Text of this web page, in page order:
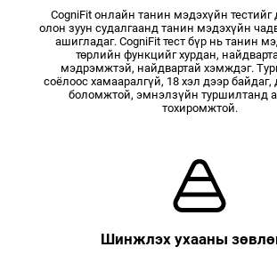
CogniFit онлайн танин мэдэхүйн тестийг
олон зуун судалгаанд танин мэдэхүйн
ашигладаг. CogniFit тест бүр нь танин
төрлийн функцийг хурдан,
мэдрэмжтэй, найдвартай хэмждэг.
соёлоос хамааралгүй, 18 хэл дээр
боломжтой, эмнэлзүйн туршилтанд
тохиромжтой.
Шинжлэх ухааны